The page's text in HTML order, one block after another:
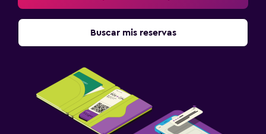
Buscar mis reservas